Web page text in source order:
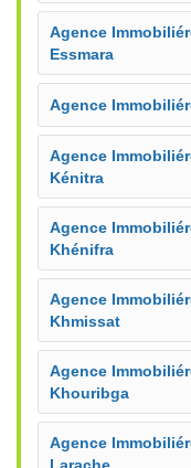
Agence
Essmara
Agence
Agence
Kénitra
Agence
Khénifra
Agence
Khmissat
Agence
Khouribga
Agence